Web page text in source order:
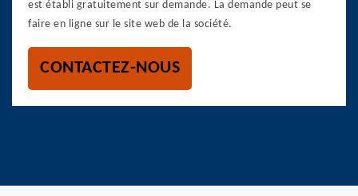
est établi gratuitement sur demande. La demande peut se
faire en ligne sur le site web de la société.
CONTACTEZ-NOUS